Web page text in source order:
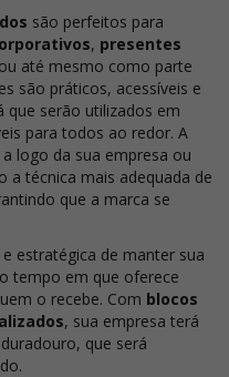
são perfeitos para
, presentes
até mesmo como parte
são práticos, acessíveis e
que serão utilizados em
para todos ao redor. A
logo da sua empresa ou
a técnica mais adequada de
que a marca se
estratégica de manter sua
tempo em que oferece
o recebe. Com blocos
, sua empresa terá
que será